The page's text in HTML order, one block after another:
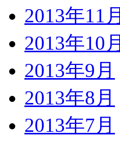
2013年11月
2013年10月
2013年9月
2013年8月
2013年7月